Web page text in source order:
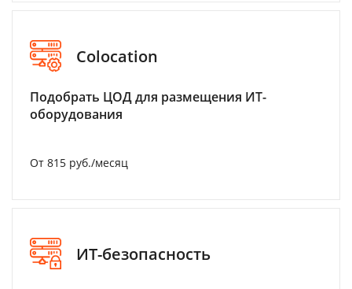
Colocation
Подобрать ЦОД для размещения ИТ-
оборудования
От 815 руб./месяц
ИТ-безопасность